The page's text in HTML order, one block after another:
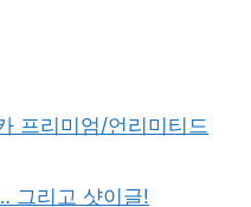
프리미엄/언리미티드
그리고 샷이글!